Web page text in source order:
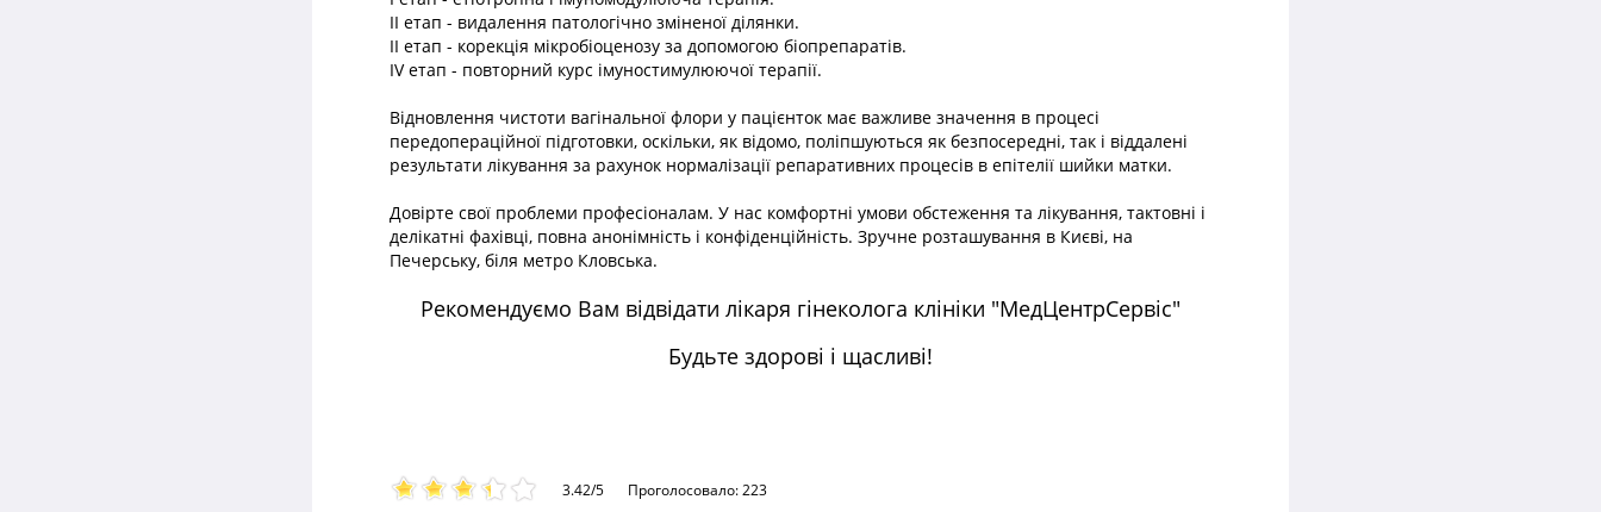
II етап - видалення патологічно зміненої ділянки.
II етап - корекція мікробіоценозу за допомогою біопрепаратів.
IV етап - повторний курс імуностимулюючої терапії.
Відновлення чистоти вагінальної флори у пацієнток має важливе значення в процесі
передопераційної підготовки, оскільки, як відомо, поліпшуються як безпосередні, так і віддалені
результати лікування за рахунок нормалізації репаративних процесів в епітелії шийки матки.
Довірте свої проблеми професіоналам. У нас комфортні умови обстеження та лікування, тактовні і
делікатні фахівці, повна анонімність і конфіденційність. Зручне розташування в Києві, на
Печерську, біля метро Кловська.
Рекомендуємо Вам відвідати лікаря гінеколога клініки "МедЦентрСервіс"
Будьте здорові і щасливі!
3.42/5 Проголосовало: 223